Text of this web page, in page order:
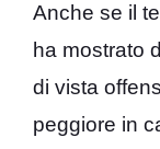
Anche se il
ha mostrato
di vista
peggiore in